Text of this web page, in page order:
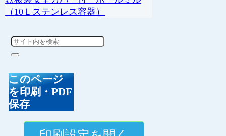
（10Ｌステンレス容器）
このページ
を印刷・PDF
保存